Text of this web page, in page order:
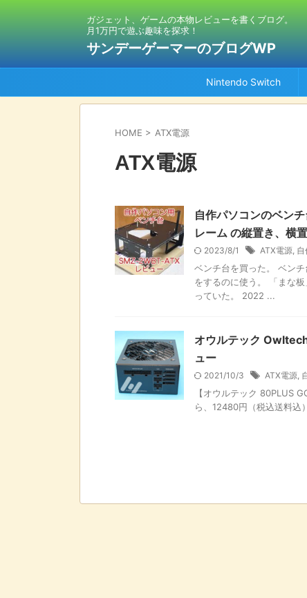
ガジェット、ゲームの本物レビューを書くブログ。
月1万円で遊ぶ趣味を探求！
サンデーゲーマーのブログWP
Nintendo Switch
HOME > ATX電源
ATX電源
自作パソコンのベン
レーム の縦置き、横
2023/8/1 ATX電源, 自
ベンチ台を買った。 ベン
をするのに使う。 「まな
っていた。 2022 ...
オウルテック
ュー
2021/10/3 ATX電源,
【オウルテック 80PLUS
ら、12480円（税込送料込